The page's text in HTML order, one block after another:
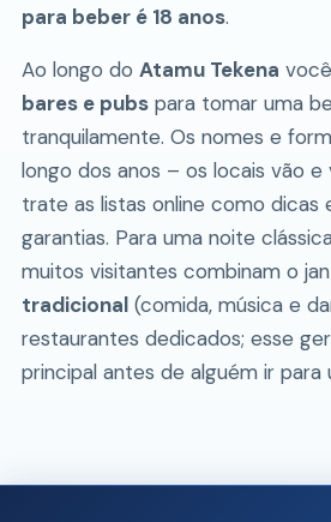
para beber é 18 anos.
Ao longo do Atamu Tekena
bares e pubspara tomar uma
tranquilamente. Os nomes e
longo dos anos – os locais vão
trate as listas online como dicas
garantias. Para uma noite
muitos visitantes combinam o
tradicional(comida, música e
restaurantes dedicados; esse
principal antes de alguém ir para